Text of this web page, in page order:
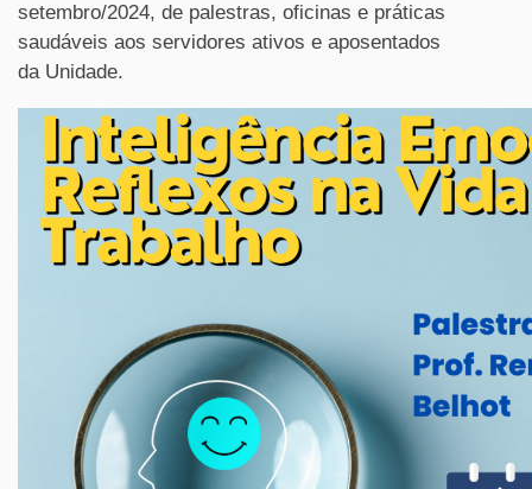
setembro/2024, de palestras, oficinas e práticas
saudáveis aos servidores ativos e aposentados
da Unidade.